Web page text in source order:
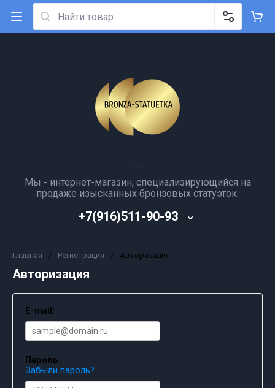
Мы - интернет-магазин, специализирующийся на
продаже изысканных бронзовых статуэток.
+7(916)511-90-93
Главная / Регистрация / Авторизация
Авторизация
E-mail:
Пароль:
Забыли пароль?